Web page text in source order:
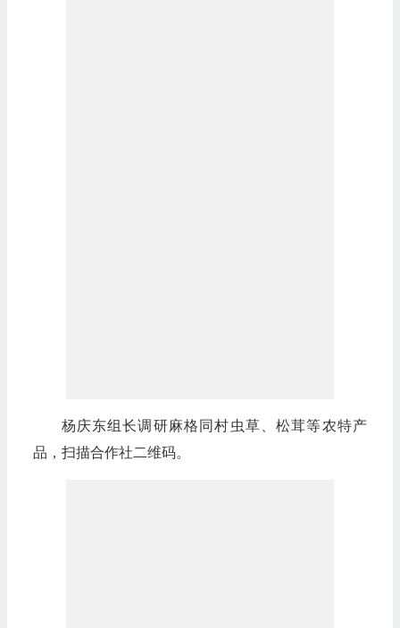
杨庆东组长调研麻格同村虫草、松茸等农特产
品，扫描合作社二维码。